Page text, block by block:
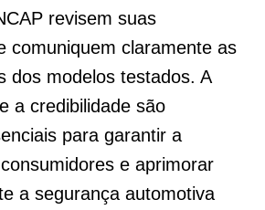
revisem suas
comuniquem claramente as
dos modelos testados. A
a credibilidade são
para garantir a
e aprimorar
a segurança automotiva